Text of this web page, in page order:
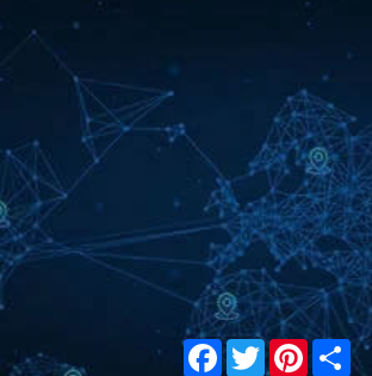
Facebook
TwitterPinterest
Share